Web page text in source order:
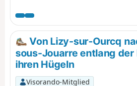
Von Lizy-sur-Ourcq
sous-Jouarre entlang der
ihren Hügeln
Visorando-Mitglied